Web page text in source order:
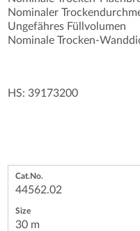
Nominaler
Ungefähres Füllvolumen
Nominale Trocken-
HS: 39173200
44562.02
30 m